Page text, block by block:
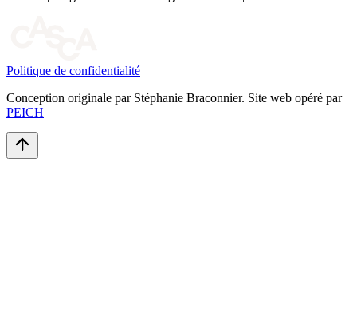
Politique de confidentialité
Conception originale par Stéphanie Braconnier. Site web opéré par
PEICH